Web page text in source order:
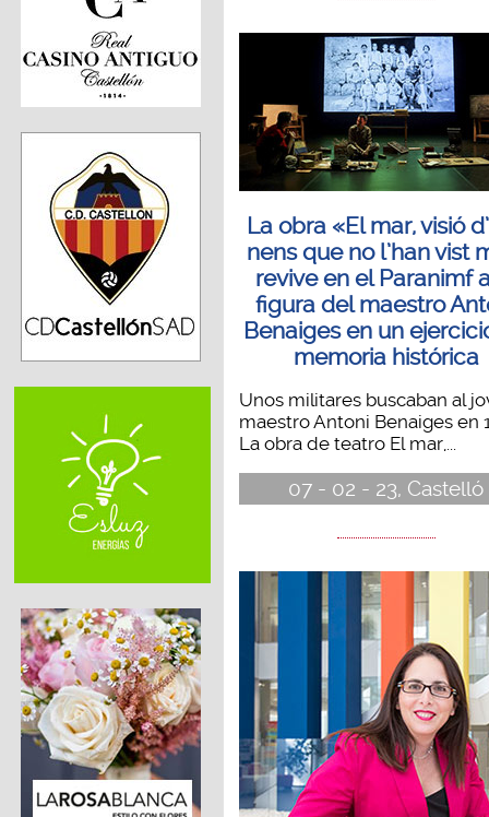
La obra «El mar, visió
nens que no l’han vist
revive en el Paranimf
figura del maestro
Benaiges en un
memoria histórica
Unos militares buscaban al
maestro Antoni Benaiges en
La obra de teatro El mar,...
07 - 02 - 23, Castelló